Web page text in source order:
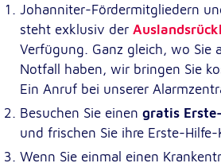
Johanniter-Fördermitgliedern
steht exklusiv der
Verfügung. Ganz gleich, wo Sie
Notfall haben, wir bringen Sie
Ein Anruf bei unserer
Besuchen Sie einen gratis
und frischen Sie ihre Erste-
Wenn Sie einmal einen
Anbieter:
Google LLC
Zweck:
Erhebung von Statistiken zur
Cookie Laufzeit:
24 Stunden - 2 Jahre